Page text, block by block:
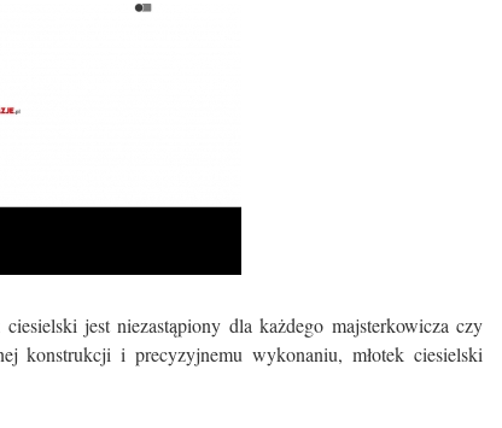
jest niezastąpiony dla każdego majsterkowicza czy
konstrukcji i precyzyjnemu wykonaniu, młotek ciesielski